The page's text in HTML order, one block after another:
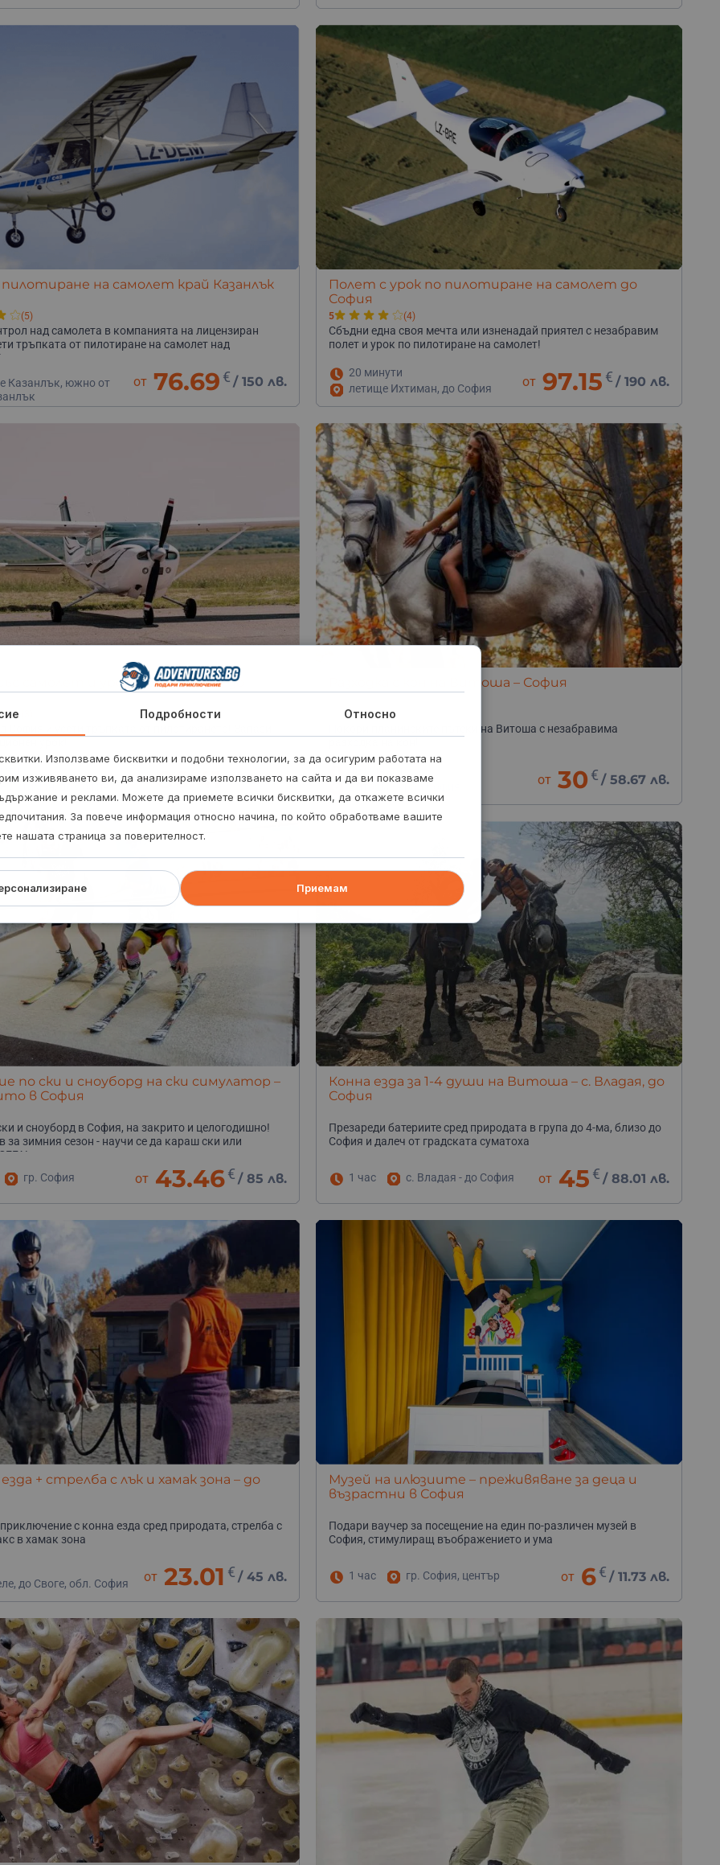
на самолет край Казанлък
(5)
над самолета в компанията на лицензиран
тръпката от пилотиране на самолет над
Казанлък, южно от
от 76.69 € /150 лв.
Полет с урок по пилотиране на самолет до
София
5 (4)
Сбъдни една своя мечта или изненадай приятел с незабравим
полет и урок по пилотиране на самолет!
20 минути
летище Ихтиман, до София
от 97.15 € / 190 лв.
самолет и урок с Cessna 150 – до
Ихтиман, до София
от86.41€/169 лв.
Разходка с кон на Витоша – София
Покори планинските пътеки на Витоша с незабравима
Витоша - край София
от 30 € / 58.67 лв.
по ски и сноуборд на ски симулатор –
в София
и сноуборд в София, на закрито и целогодишно!
за зимния сезон - научи се да караш ски или
гр. София от 43.46 € /85 лв.
Конна езда за 1-4 души на Витоша – с. Владая, до
София
Презареди батериите сред природата в група до 4-ма, близо до
София и далеч от градската суматоха
1 час с. Владая - до София от 45 € /88.01 лв.
+ стрелба с лък и хамак зона – до
с конна езда сред природата, стрелба с
в хамак зона
до Своге, обл. София
от 23.01 € /45 лв.
Музей на илюзиите – преживяване за деца и
възрастни в София
Подари ваучер за посещение на един по-различен музей в
София, стимулиращ въображението и ума
1 час гр. София, център от 6€ /11.73 лв.
Подробности Относно
Използваме бисквитки и подобни технологии, за да осигурим работата на
изживяването ви, да анализираме използването на сайта и да ви показваме
и реклами. Можете да приемете всички бисквитки, да откажете всички
За повече информация относно начина, по който обработваме вашите
нашата страница за поверителност.
Приемам